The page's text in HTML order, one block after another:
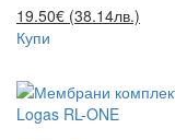
19.50€ (38.14лв.)
Купи